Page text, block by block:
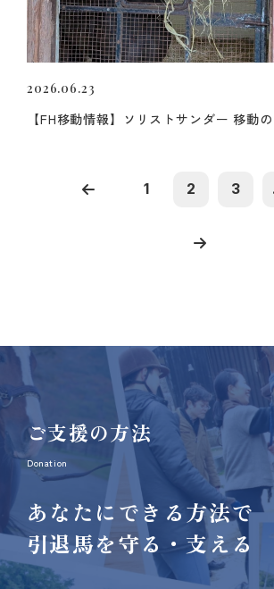
2026.06.23
【FH移動情報】ソリストサンダー 移動
1 2 3
ご支援の方法
Donation
あなたにできる方法で
引退馬を守る・支える